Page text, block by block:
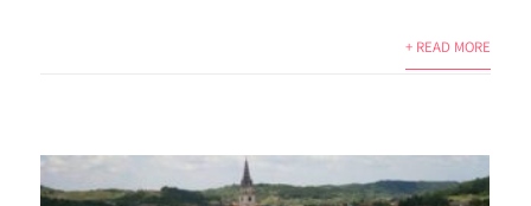
+ READ MORE